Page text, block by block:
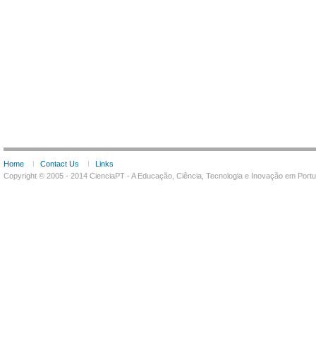
Home Contact Us
Links
Copyright © 2005 - 2014 CienciaPT - A Educação, Ciência, Tecnologia e Inovação em